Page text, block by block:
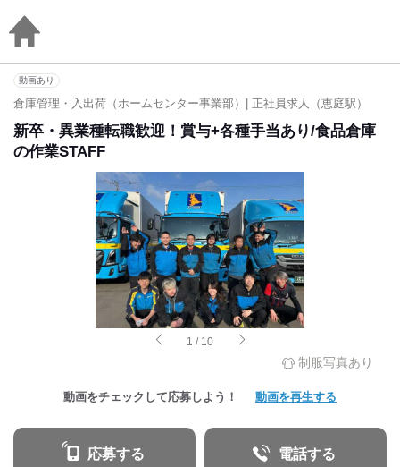
動画あり
倉庫管理・入出荷（ホームセンター事業部）| 正社員求人（恵庭駅）
新卒・異業種転職歓迎！賞与+各種手当あり/食品倉庫
の作業STAFF
1 / 10
制服写真あり
動画をチェックして応募しよう！ 動画を再生する
応募する 電話する